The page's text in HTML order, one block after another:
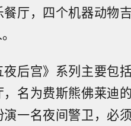
厅，四个机器动物
夜后宫》系列主要包
，名为费斯熊佛莱迪
演一名夜间警卫，必